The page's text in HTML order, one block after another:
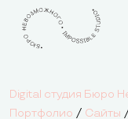
Digital студия Бюро
Портфолио / Сайты